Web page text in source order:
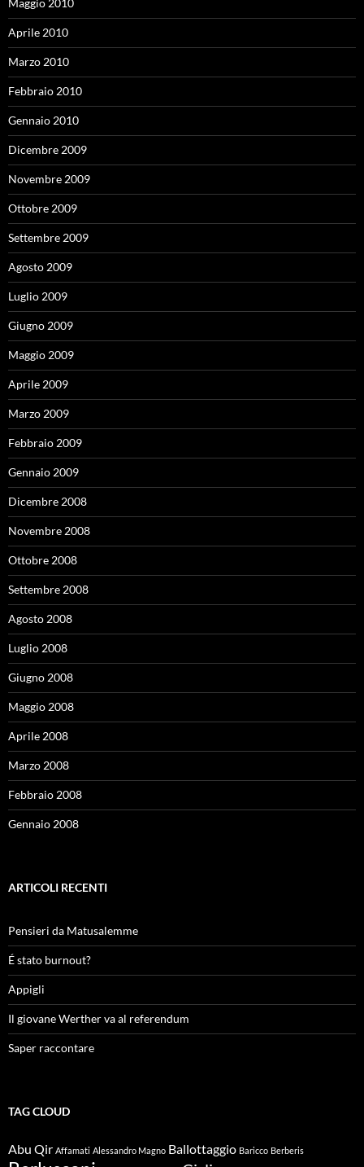
Maggio 2010
Aprile 2010
Marzo 2010
Febbraio 2010
Gennaio 2010
Dicembre 2009
Novembre 2009
Ottobre 2009
Settembre 2009
Agosto 2009
Luglio 2009
Giugno 2009
Maggio 2009
Aprile 2009
Marzo 2009
Febbraio 2009
Gennaio 2009
Dicembre 2008
Novembre 2008
Ottobre 2008
Settembre 2008
Agosto 2008
Luglio 2008
Giugno 2008
Maggio 2008
Aprile 2008
Marzo 2008
Febbraio 2008
Gennaio 2008
ARTICOLI RECENTI
Pensieri da Matusalemme
É stato burnout?
Appigli
Il giovane Werther va al referendum
Saper raccontare
TAG CLOUD
Abu Qir Affamati Alessandro Magno Ballottaggio Baricco Berberis